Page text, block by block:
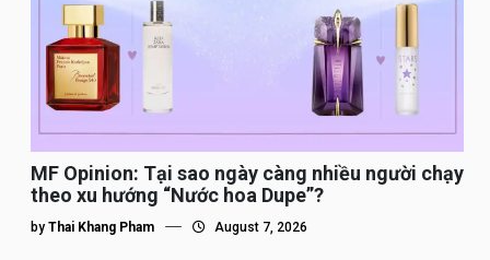
MF Opinion: Tại sao ngày càng nhiều người chạy
theo xu hướng “Nước hoa Dupe”?
by Thai Khang Pham August 7, 2026